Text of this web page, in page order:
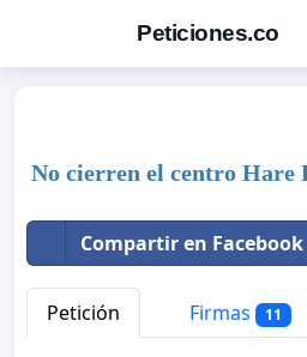
Peticiones.co
No cierren el centro Hare
Compartir en Facebook
Petición Firmas 11